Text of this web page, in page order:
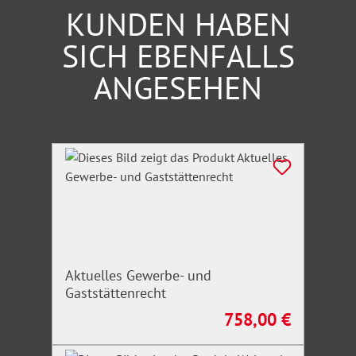
KUNDEN HABEN
SICH EBENFALLS
ANGESEHEN
Produktgalerie überspringen
Aktuelles Gewerbe- und
Gaststättenrecht
Regulärer Preis:
758,00 €